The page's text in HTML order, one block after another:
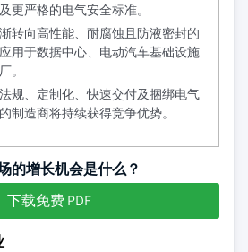
更严格的电气安全标准。
转向高性能、耐腐蚀且防液密封的
用于数据中心、电动汽车基础设施
。
规、定制化、快速交付及捆绑电气
制造商将持续获得竞争优势。
的增长机会是什么？
下载免费 PDF